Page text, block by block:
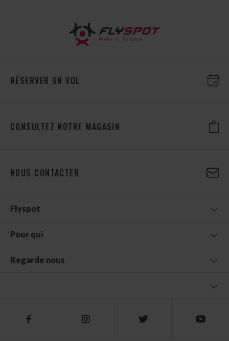
RÉSERVER UN VOL
CONSULTEZ NOTRE MAGASIN
NOUS CONTACTER
Flyspot
Pour qui
Regarde nous